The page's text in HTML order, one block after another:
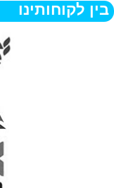
בין לקוחותינו